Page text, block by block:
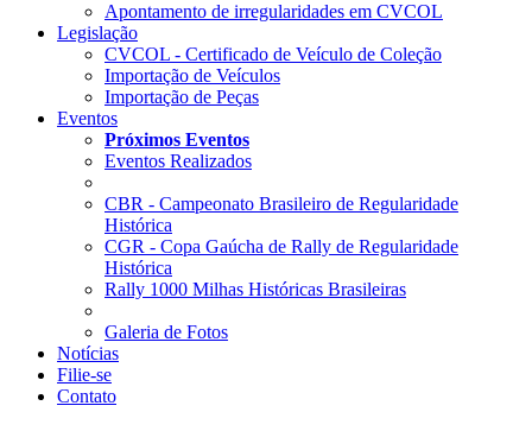
Apontamento de irregularidades em CVCOL
Legislação
CVCOL - Certificado de Veículo de Coleção
Importação de Veículos
Importação de Peças
Eventos
Próximos Eventos
Eventos Realizados
CBR - Campeonato Brasileiro de Regularidade
Histórica
CGR - Copa Gaúcha de Rally de Regularidade
Histórica
Rally 1000 Milhas Históricas Brasileiras
Galeria de Fotos
Notícias
Filie-se
Contato